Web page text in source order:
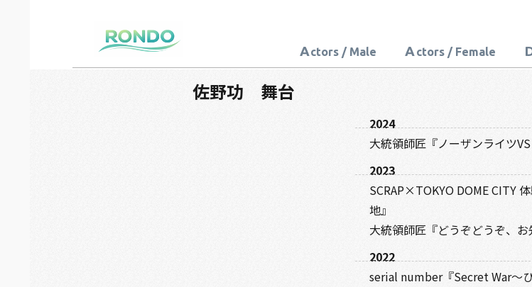
ロンド
芸能プロダクション
Actors / Male A ctors / Female
佐野功 舞台
2024
大統領師匠『ノーザンライツ
2023
SCRAP×TOKYO DOME CITY
地』
大統領師匠『どうぞどうぞ、お
2022
serial number『Secret War～